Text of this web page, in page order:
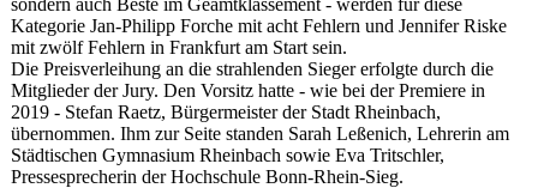
Kategorie Jan-Philipp Forche mit acht Fehlern und Jennifer Riske
mit zwölf Fehlern in Frankfurt am Start sein.
Die Preisverleihung an die strahlenden Sieger erfolgte durch die
Mitglieder der Jury. Den Vorsitz hatte - wie bei der Premiere in
2019 - Stefan Raetz, Bürgermeister der Stadt Rheinbach,
übernommen. Ihm zur Seite standen Sarah Leßenich, Lehrerin am
Städtischen Gymnasium Rheinbach sowie Eva Tritschler,
Pressesprecherin der Hochschule Bonn-Rhein-Sieg.